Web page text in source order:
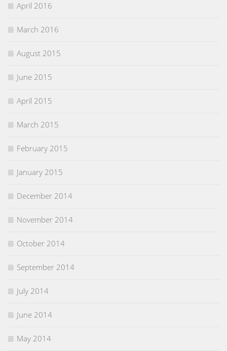
April 2016
March 2016
August 2015
June 2015
April 2015
March 2015
February 2015
January 2015
December 2014
November 2014
October 2014
September 2014
July 2014
June 2014
May 2014